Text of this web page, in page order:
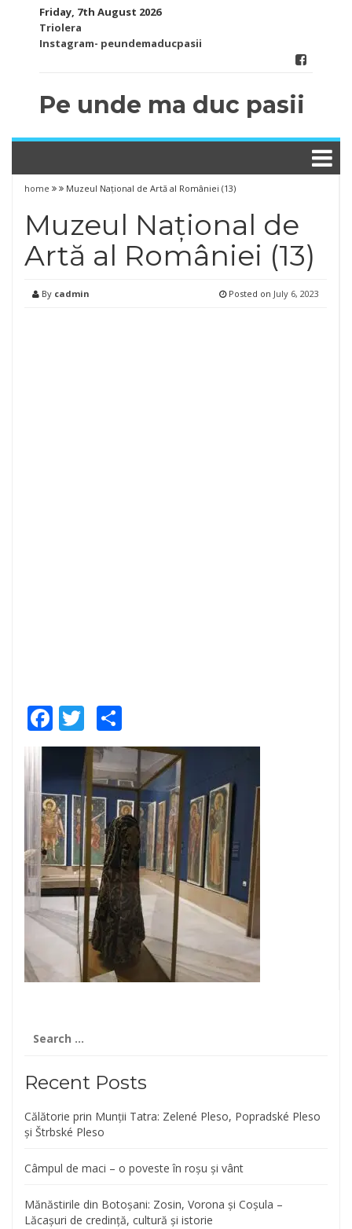
Friday, 7th August 2026
Triolera
Instagram- peundemaducpasii
Pe unde ma duc pasii
home Muzeul Național de Artă al României (13)
Muzeul Național de
Artă al României (13)
By cadmin Posted on July 6, 2023
Facebook
Twitter
for:
Recent Posts
Călătorie prin Munții Tatra: Zelené Pleso, Popradské Pleso
și Štrbské Pleso
Câmpul de maci – o poveste în roșu și vânt
Mănăstirile din Botoșani: Zosin, Vorona și Coșula –
Lăcașuri de credință, cultură și istorie